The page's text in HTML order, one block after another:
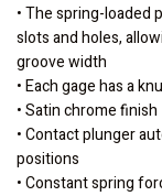
• The spring-loaded
slots and holes,
groove width
• Each gage has a
• Satin chrome finish
• Contact plunger
positions
• Constant spring